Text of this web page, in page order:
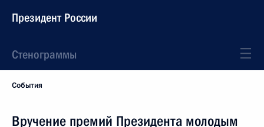
Президент России
Стенограммы
События
Вручение премий Президента молодым